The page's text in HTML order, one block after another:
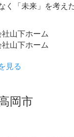
く「未来」を考え
見る
岡市